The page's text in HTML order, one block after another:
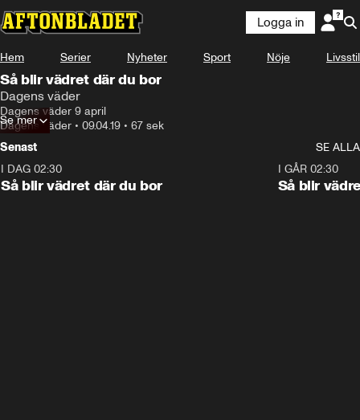
Logga in
Hem Serier Nyheter Sport Nöje Livsstil
Så blir vädret där du bor
Dagens väder
Dagens väder 9 april
Dagens väder • 09.04.19 • 67 sek
Se mer
Senast
SE ALLA
I DAG 02:30
Så blir vädret där du bor
I GÅR 02:30
Så blir